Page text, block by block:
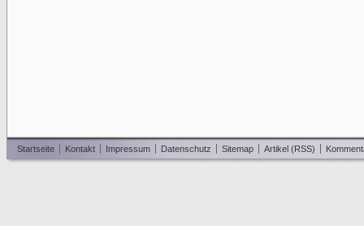
Startseite Kontakt Impressum Datenschutz Sitemap Artikel (RSS)